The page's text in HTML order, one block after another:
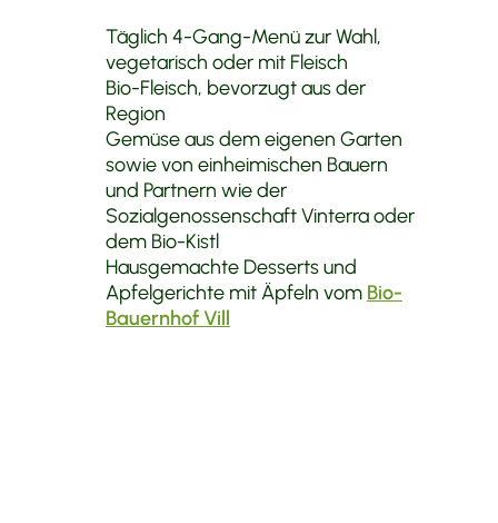
Täglich 4-Gang-Menü zur Wahl,
vegetarisch oder mit Fleisch
Bio-Fleisch, bevorzugt aus der
Region
Gemüse aus dem eigenen Garten
sowie von einheimischen Bauern
und Partnern wie der
Sozialgenossenschaft Vinterra oder
dem Bio-Kistl
Hausgemachte Desserts und
Apfelgerichte mit Äpfeln vom Bio-
Bauernhof Vill